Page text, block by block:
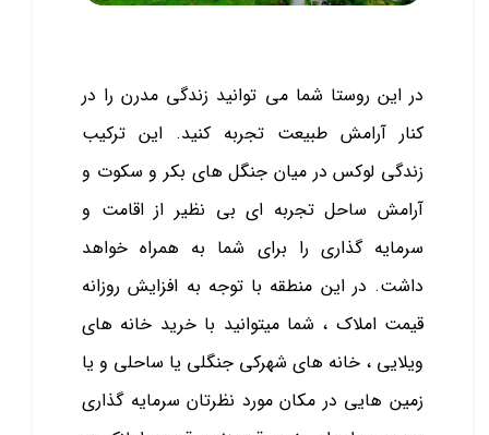
در این روستا شما می توانید زندگی مدرن را در
کنار آرامش طبیعت تجربه کنید. این ترکیب
زندگی لوکس در میان جنگل های بکر و سکوت و
آرامش ساحل تجربه ای بی نظیر از اقامت و
سرمایه گذاری را برای شما به همراه خواهد
داشت. در این منطقه با توجه به افزایش روزانه
قیمت املاک ، شما میتوانید با خرید خانه های
ویلایی ، خانه های شهرکی جنگلی یا ساحلی و یا
زمین هایی در مکان مورد نظرتان سرمایه گذاری